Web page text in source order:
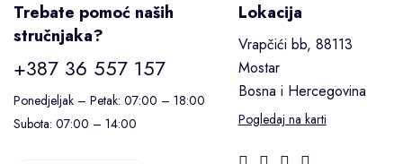
Trebate pomoć naših
stručnjaka?
+387 36 557 157
Ponedjeljak – Petak: 07:00 – 18:00
Subota: 07:00 – 14:00
Lokacija
Vrapčići bb, 88113
Mostar
Bosna i Hercegovina
Pogledaj na karti